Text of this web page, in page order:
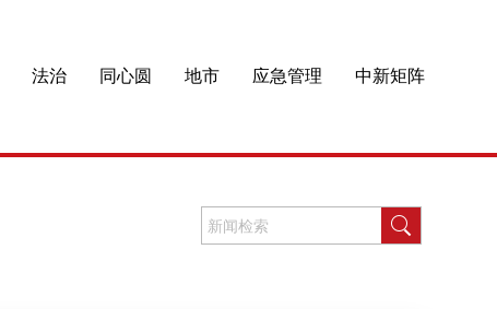
法治 同心圆 地市 应急管理 中新矩阵